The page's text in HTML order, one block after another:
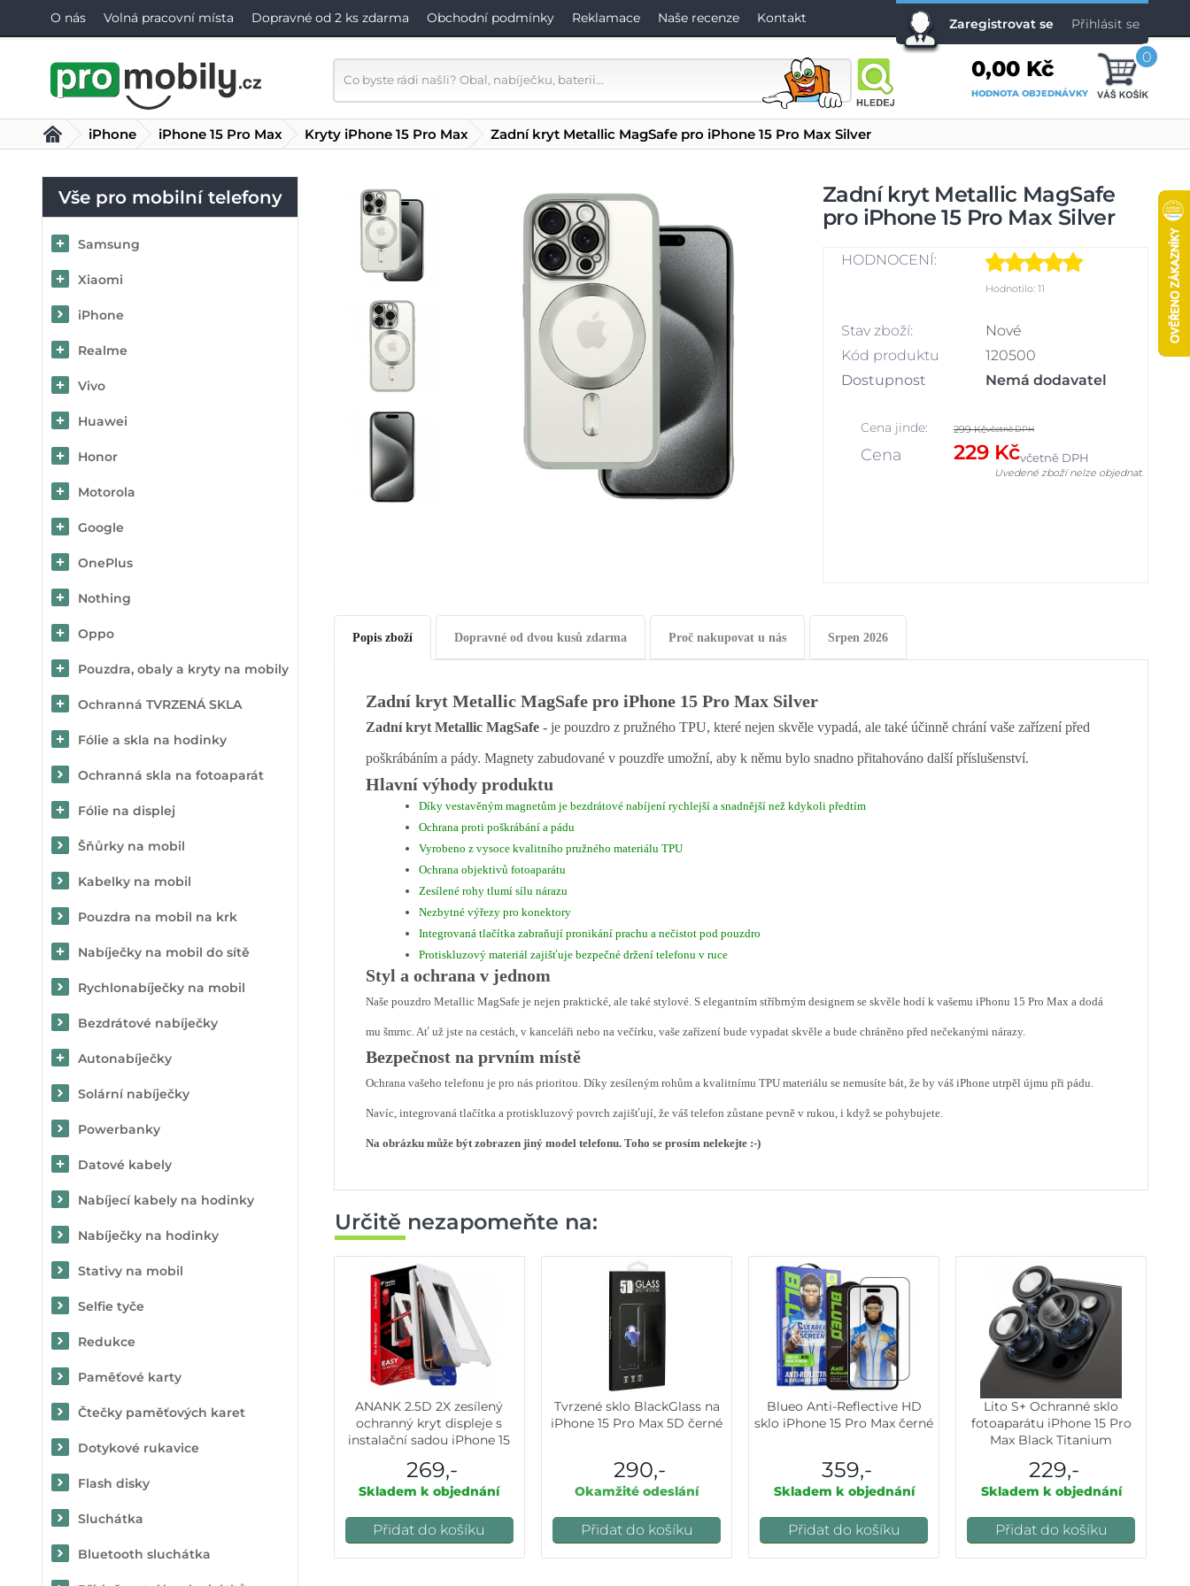
O nás Volná pracovní místa Dopravné od 2 ks zdarma Obchodní podmínky Reklamace Naše recenze Kontakt Zaregistrovat se Přihlásit se
0,00 Kč
HODNOTA OBJEDNÁVKY
0
Vše pro mobilní telefony
Samsung
Xiaomi
iPhone
Realme
Vivo
Huawei
Honor
Motorola
Google
OnePlus
Nothing
Oppo
Pouzdra, obaly a kryty na mobily
Ochranná TVRZENÁ SKLA
Fólie a skla na hodinky
Ochranná skla na fotoaparát
Fólie na displej
Šňůrky na mobil
Kabelky na mobil
Pouzdra na mobil na krk
Nabíječky na mobil do sítě
Rychlonabíječky na mobil
Bezdrátové nabíječky
Autonabíječky
Solární nabíječky
Powerbanky
Datové kabely
Nabíjecí kabely na hodinky
Nabíječky na hodinky
Stativy na mobil
Selfie tyče
Redukce
Paměťové karty
Čtečky paměťových karet
Dotykové rukavice
Flash disky
Sluchátka
Bluetooth sluchátka
iPhone iPhone 15 Pro Max Kryty iPhone 15 Pro Max Zadní kryt Metallic MagSafe pro iPhone 15 Pro Max Silver
Zadní kryt Metallic MagSafe
pro iPhone 15 Pro Max Silver
HODNOCENÍ:
Hodnotilo: 11
Stav zboží:
Nové
Kód produktu
120500
Dostupnost
Nemá dodavatel
Cena jinde: 299 Kčvčetně DPH
Cena 229 Kčvčetně DPH
Uvedené zboží nelze objednat.
Popis zboží Dopravné od dvou kusů zdarma Proč nakupovat u nás Srpen 2026
Zadní kryt Metallic MagSafe pro iPhone 15 Pro Max Silver
Zadní kryt Metallic MagSafe - je pouzdro z pružného TPU, které nejen skvěle vypadá, ale také účinně chrání vaše zařízení před
poškrábáním a pády. Magnety zabudované v pouzdře umožní, aby k němu bylo snadno přitahováno další příslušenství.
Hlavní výhody produktu
Díky vestavěným magnetům je bezdrátové nabíjení rychlejší a snadnější než kdykoli předtím
Ochrana proti poškrábání a pádu
Vyrobeno z vysoce kvalitního pružného materiálu TPU
Ochrana objektivů fotoaparátu
Zesílené rohy tlumí sílu nárazu
Nezbytné výřezy pro konektory
Integrovaná tlačítka zabraňují pronikání prachu a nečistot pod pouzdro
Protiskluzový materiál zajišťuje bezpečné držení telefonu v ruce
Styl a ochrana v jednom
Naše pouzdro Metallic MagSafe je nejen praktické, ale také stylové. S elegantním stříbrným designem se skvěle hodí k vašemu iPhonu 15 Pro Max a dodá
mu šmrnc. Ať už jste na cestách, v kanceláři nebo na večírku, vaše zařízení bude vypadat skvěle a bude chráněno před nečekanými nárazy.
Bezpečnost na prvním místě
Ochrana vašeho telefonu je pro nás prioritou. Díky zesíleným rohům a kvalitnímu TPU materiálu se nemusíte bát, že by váš iPhone utrpěl újmu při pádu.
Navíc, integrovaná tlačítka a protiskluzový povrch zajišťují, že váš telefon zůstane pevně v rukou, i když se pohybujete.
Na obrázku může být zobrazen jiný model telefonu. Toho se prosím nelekejte :-)
Určitě nezapomeňte na:
ANANK 2.5D 2X zesílený
ochranný kryt displeje s
instalační sadou iPhone 15
269,-
Skladem k objednání
Přidat do košíku
Tvrzené sklo BlackGlass na
iPhone 15 Pro Max 5D černé
290,-
Okamžité odeslání
Přidat do košíku
Blueo Anti-Reflective HD
sklo iPhone 15 Pro Max černé
359,-
Skladem k objednání
Přidat do košíku
Lito S+ Ochranné sklo
fotoaparátu iPhone 15 Pro
Max Black Titanium
229,-
Skladem k objednání
Přidat do košíku